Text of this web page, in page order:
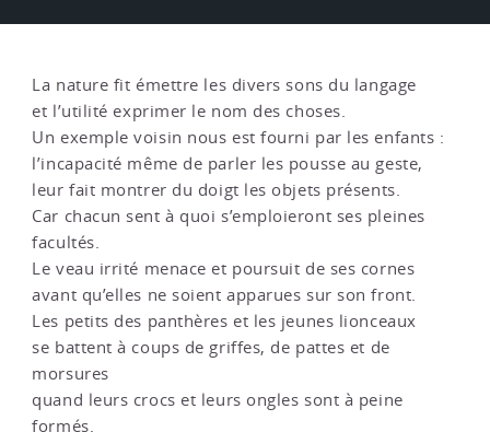
La nature fit émettre les divers sons du langage
et l’utilité exprimer le nom des choses.
Un exemple voisin nous est fourni par les enfants :
l’incapacité même de parler les pousse au geste,
leur fait montrer du doigt les objets présents.
Car chacun sent à quoi s’emploieront ses pleines
facultés.
Le veau irrité menace et poursuit de ses cornes
avant qu’elles ne soient apparues sur son front.
Les petits des panthères et les jeunes lionceaux
se battent à coups de griffes, de pattes et de
morsures
quand leurs crocs et leurs ongles sont à peine
formés.